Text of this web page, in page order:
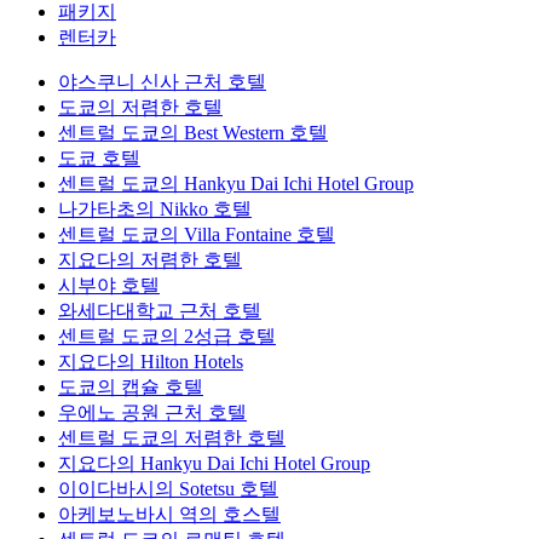
패키지
렌터카
야스쿠니 신사 근처 호텔
도쿄의 저렴한 호텔
센트럴 도쿄의 Best Western 호텔
도쿄 호텔
센트럴 도쿄의 Hankyu Dai Ichi Hotel Group
나가타초의 Nikko 호텔
센트럴 도쿄의 Villa Fontaine 호텔
지요다의 저렴한 호텔
시부야 호텔
와세다대학교 근처 호텔
센트럴 도쿄의 2성급 호텔
지요다의 Hilton Hotels
도쿄의 캡슐 호텔
우에노 공원 근처 호텔
센트럴 도쿄의 저렴한 호텔
지요다의 Hankyu Dai Ichi Hotel Group
이이다바시의 Sotetsu 호텔
아케보노바시 역의 호스텔